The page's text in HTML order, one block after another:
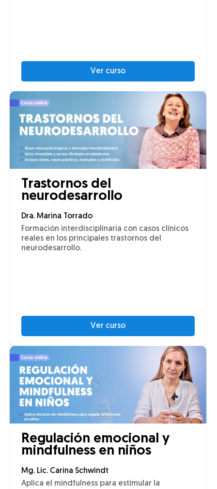
Ver curso
Trastornos del
neurodesarrollo
Dra. Marina Torrado
Formación interdisciplinaria con casos clínicos
reales en los principales trastornos del
neurodesarrollo.
Ver curso
Regulación emocional y
mindfulness en niños
Mg. Lic. Carina Schwindt
Aplica el mindfulness para estimular la